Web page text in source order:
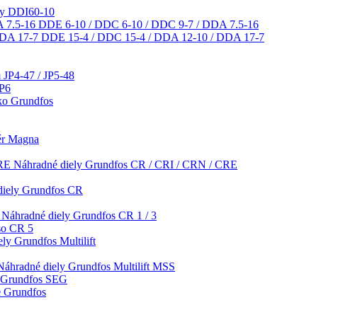
DDI60-10
DDE 6-10 / DDC 6-10 / DDC 9-7 / DDA 7.5-16
DDE 15-4 / DDC 15-4 / DDA 12-10 / DDA 17-7
47 / JP5-48
Grundfos
Magna
Náhradné diely Grundfos CR / CRI / CRN / CRE
Grundfos CR
Náhradné diely Grundfos CR 1 / 3
CR 5
Grundfos Multilift
diely Grundfos Multilift MSS
SEG
Grundfos